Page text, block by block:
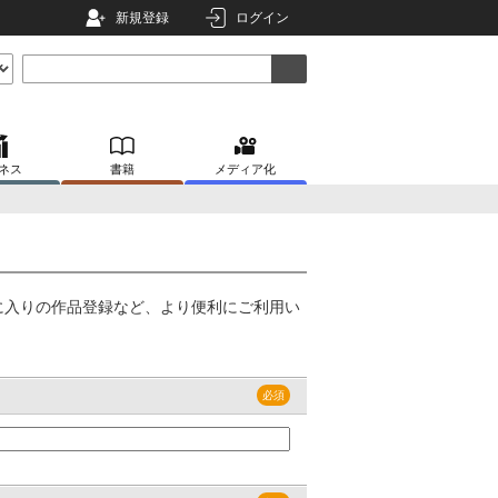
新規登録 ログイン
ス 書籍 メディア化
りの作品登録など、より便利にご利用い